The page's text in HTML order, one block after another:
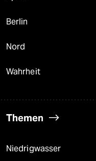
Berlin
Nord
Wahrheit
Themen
Niedrigwasser